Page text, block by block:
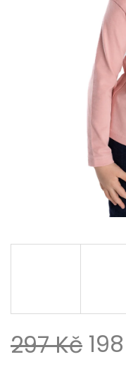
297 Kč